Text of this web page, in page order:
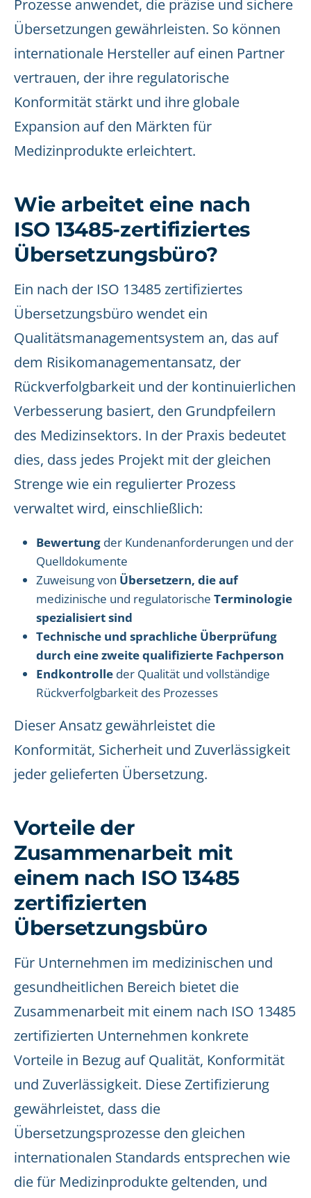
Prozesse anwendet, die präzise und sichere
Übersetzungen gewährleisten. So können
internationale Hersteller auf einen Partner
vertrauen, der ihre regulatorische
Konformität stärkt und ihre globale
Expansion auf den Märkten für
Medizinprodukte erleichtert.
Wie arbeitet eine nach
ISO 13485-zertifiziertes
Übersetzungsbüro?
Ein nach der ISO 13485 zertifiziertes
Übersetzungsbüro wendet ein
Qualitätsmanagementsystem an, das auf
dem Risikomanagementansatz, der
Rückverfolgbarkeit und der kontinuierlichen
Verbesserung basiert, den Grundpfeilern
des Medizinsektors. In der Praxis bedeutet
dies, dass jedes Projekt mit der gleichen
Strenge wie ein regulierter Prozess
verwaltet wird, einschließlich:
Bewertung der Kundenanforderungen und der
Quelldokumente
Zuweisung von Übersetzern, die auf
medizinische und regulatorische Terminologie
spezialisiert sind
Technische und sprachliche Überprüfung
durch eine zweite qualifizierte Fachperson
Endkontrolle der Qualität und vollständige
Rückverfolgbarkeit des Prozesses
Dieser Ansatz gewährleistet die
Konformität, Sicherheit und Zuverlässigkeit
jeder gelieferten Übersetzung.
Vorteile der
Zusammenarbeit mit
einem nach ISO 13485
zertifizierten
Übersetzungsbüro
Für Unternehmen im medizinischen und
gesundheitlichen Bereich bietet die
Zusammenarbeit mit einem nach ISO 13485
zertifizierten Unternehmen konkrete
Vorteile in Bezug auf Qualität, Konformität
und Zuverlässigkeit. Diese Zertifizierung
gewährleistet, dass die
Übersetzungsprozesse den gleichen
internationalen Standards entsprechen wie
die für Medizinprodukte geltenden, und